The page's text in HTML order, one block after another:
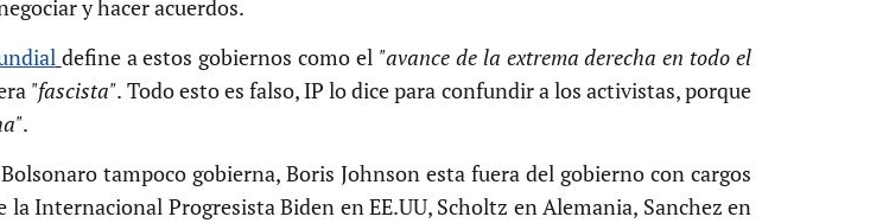
y hacer acuerdos.
define a estos gobiernos como el "avance de la extrema derecha en todo el
"fascista". Todo esto es falso, IP lo dice para confundir a los activistas, porque
.
tampoco gobierna, Boris Johnson esta fuera del gobierno con cargos
Internacional Progresista Biden en EE.UU, Scholtz en Alemania, Sanchez en